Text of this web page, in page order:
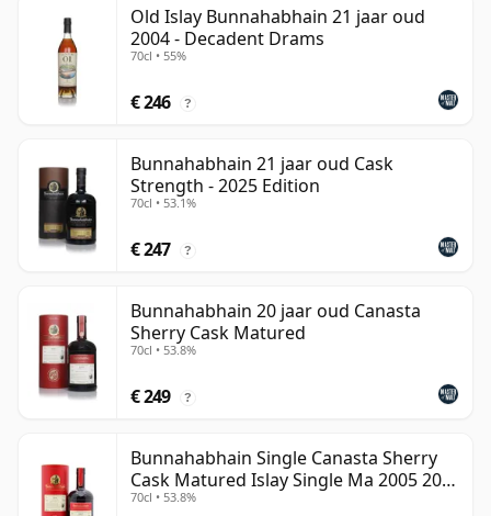
Old Islay Bunnahabhain 21 jaar oud
2004 - Decadent Drams
70cl • 55%
€ 246 ?
Bunnahabhain 21 jaar oud Cask
Strength - 2025 Edition
70cl • 53.1%
€ 247 ?
Bunnahabhain 20 jaar oud Canasta
Sherry Cask Matured
70cl • 53.8%
€ 249 ?
Bunnahabhain Single Canasta Sherry
Cask Matured Islay Single Ma 2005 20
jaar oud
70cl • 53.8%